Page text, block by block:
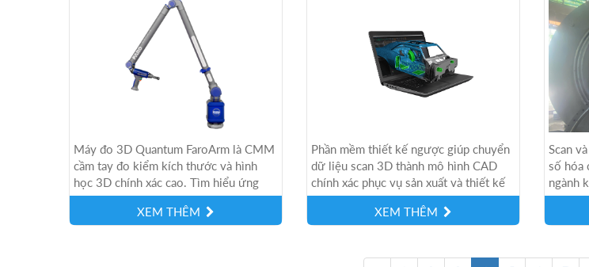
Máy đo 3D Quantum FaroArm là CMM
cầm tay đo kiểm kích thước và hình
học 3D chính xác cao. Tìm hiểu ứng
dụng của FARO Arm trong kiểm tra chất
XEM THÊM
Phần mềm thiết kế ngược giúp chuyển
dữ liệu scan 3D thành mô hình CAD
chính xác phục vụ sản xuất và thiết kế
sản phẩm. Tìm hiểu các phần...
XEM THÊM
Scan
số hóa
ngành
scan